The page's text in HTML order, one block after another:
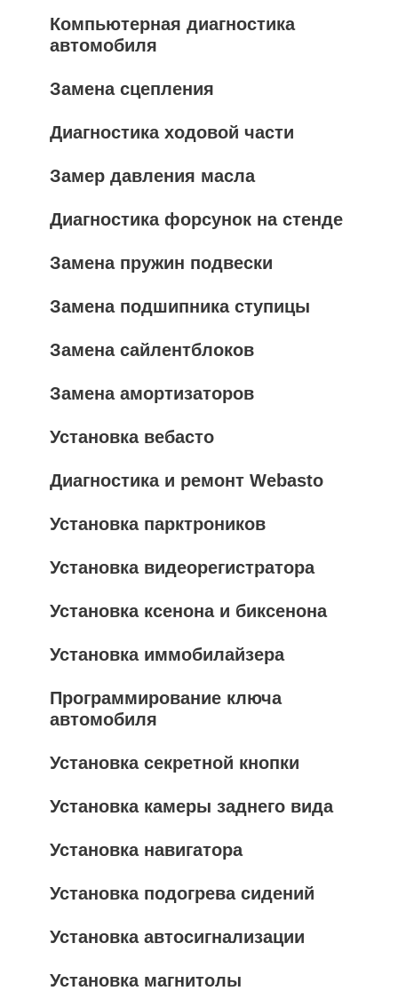
Компьютерная диагностика
автомобиля
Замена сцепления
Диагностика ходовой части
Замер давления масла
Диагностика форсунок на стенде
Замена пружин подвески
Замена подшипника ступицы
Замена сайлентблоков
Замена амортизаторов
Установка вебасто
Диагностика и ремонт Webasto
Установка парктроников
Установка видеорегистратора
Установка ксенона и биксенона
Установка иммобилайзера
Программирование ключа
автомобиля
Установка секретной кнопки
Установка камеры заднего вида
Установка навигатора
Установка подогрева сидений
Установка автосигнализации
Установка магнитолы